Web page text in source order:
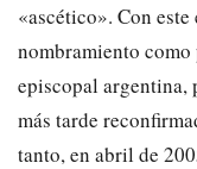
«ascético». Con
nombramiento
episcopal argentina,
más tarde
tanto, en abril de